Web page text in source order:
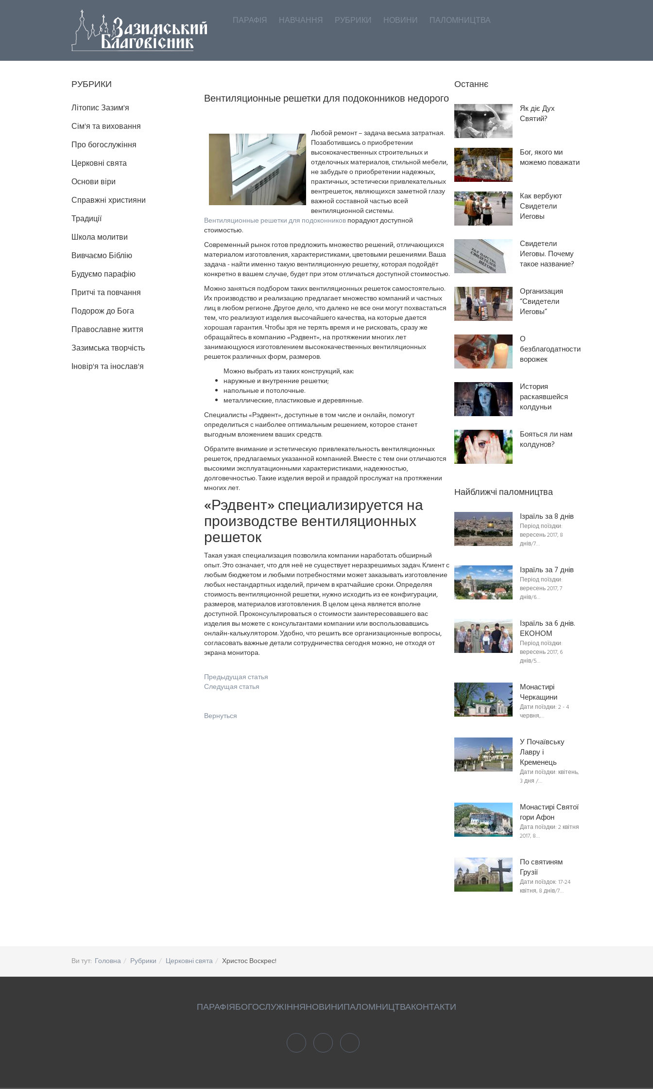
ПАРАФІЯ НАВЧАННЯ РУБРИКИ НОВИНИ ПАЛОМНИЦТВА
Вентиляционные решетки для подоконников недорого
Любой ремонт – задача весьма затратная.
Позаботившись о приобретении
высококачественных строительных и
отделочных материалов, стильной мебели,
не забудьте о приобретении надежных,
практичных, эстетически привлекательных
вентрешеток, являющихся заметной глазу
важной составной частью всей
вентиляционной системы.
Вентиляционные решетки для подоконниковпорадуют доступной
стоимостью.
Современный рынок готов предложить множество решений, отличающихся
материалом изготовления, характеристиками, цветовыми решениями. Ваша
задача - найти именно такую вентиляционную решетку, которая подойдёт
конкретно в вашем случае, будет при этом отличаться доступной стоимостью.
Можно заняться подбором таких вентиляционных решеток самостоятельно.
Их производство и реализацию предлагает множество компаний и частных
лиц в любом регионе. Другое дело, что далеко не все они могут похвастаться
тем, что реализуют изделия высочайшего качества, на которые дается
хорошая гарантия. Чтобы зря не терять время и не рисковать, сразу же
обращайтесь в компанию «Рэдвент», на протяжении многих лет
занимающуюся изготовлением высококачественных вентиляционных
решеток различных форм, размеров.
Можно выбрать из таких конструкций, как:
наружные и внутренние решетки;
напольные и потолочные.
металлические, пластиковые и деревянные.
Специалисты «Рэдвент», доступные в том числе и онлайн, помогут
определиться с наиболее оптимальным решением, которое станет
выгодным вложением ваших средств.
Обратите внимание и эстетическую привлекательность вентиляционных
решеток, предлагаемых указанной компанией. Вместе с тем они отличаются
высокими эксплуатационными характеристиками, надежностью,
долговечностью. Такие изделия верой и правдой прослужат на протяжении
многих лет.
«Рэдвент» специализируется на
производстве вентиляционных
решеток
Такая узкая специализация позволила компании наработать обширный
опыт. Это означает, что для неё не существует неразрешимых задач. Клиент с
любым бюджетом и любыми потребностями может заказывать изготовление
любых нестандартных изделий, причем в кратчайшие сроки. Определяя
стоимость вентиляционной решетки, нужно исходить из ее конфигурации,
размеров, материалов изготовления. В целом цена является вполне
доступной. Проконсультироваться о стоимости заинтересовавшего вас
изделия вы можете с консультантами компании или воспользовавшись
онлайн-калькулятором. Удобно, что решить все организационные вопросы,
согласовать важные детали сотрудничества сегодня можно, не отходя от
экрана монитора.
Предыдущая статья
Следущая статья
Вернуться
РУБРИКИ
Літопис Зазим'я
Сім'я та виховання
Про богослужіння
Церковні свята
Основи віри
Справжні християни
Традиції
Школа молитви
Вивчаємо Біблію
Будуємо парафію
Притчі та повчання
Подорож до Бога
Православне життя
Зазимська творчість
Іновір'я та інослав'я
Останнє
Як діє Дух
Святий?
Бог, якого ми
можемо поважати
Как вербуют
Свидетели
Иеговы
Свидетели
Иеговы. Почему
такое название?
Организация
“Свидетели
Иеговы”
О
безблагодатности
ворожек
История
раскаявшейся
колдуньи
Бояться ли нам
колдунов?
Найближчі паломництва
Ізраїль за 8 днів
Період поїздки:
вересень 2017, 8
днів/7…
Ізраїль за 7 днів
Період поїздки:
вересень 2017, 7
днів/6…
Ізраїль за 6 днів.
ЕКОНОМ
Період поїздки:
вересень 2017, 6
днів/5…
Монастирі
Черкащини
Дати поїздки: 2 - 4
червня,…
У Почаївську
Лавру і
Кременець
Дати поїздки: квітень,
3 дня /…
Монастирі Святої
гори Афон
Дата поїздки: 2 квітня
2017, 8…
По святиням
Грузії
Дати поїздок: 17-24
квітня, 8 днів/7…
Ви тут: Головна Рубрики Церковні свята Христос Воскрес!
ПАРАФІЯБОГОСЛУЖІННЯНОВИНИПАЛОМНИЦТВАКОНТАКТИ